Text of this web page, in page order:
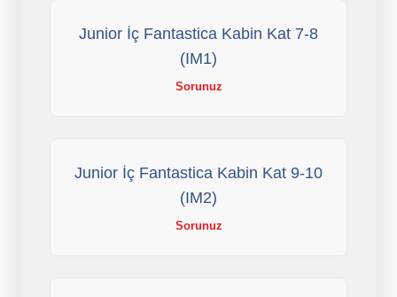
Junior İç Fantastica Kabin Kat 7-8
(IM1)
Sorunuz
Junior İç Fantastica Kabin Kat 9-10
(IM2)
Sorunuz